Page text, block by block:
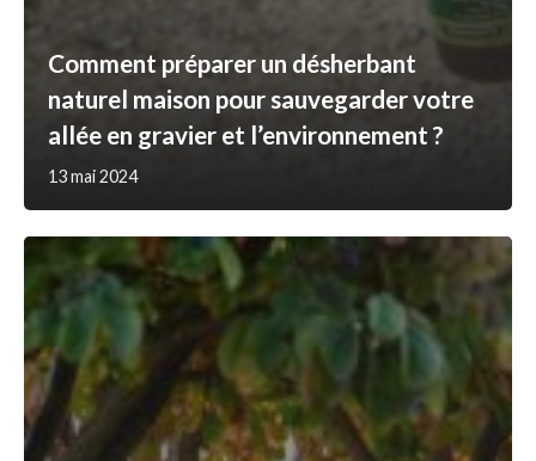
Comment préparer un désherbant
naturel maison pour sauvegarder votre
allée en gravier et l’environnement ?
13 mai 2024